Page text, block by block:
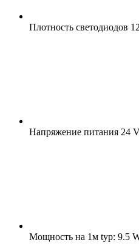
Плотность светодиодов
Напряжение питания 24
Мощность на 1м typ: 9.5